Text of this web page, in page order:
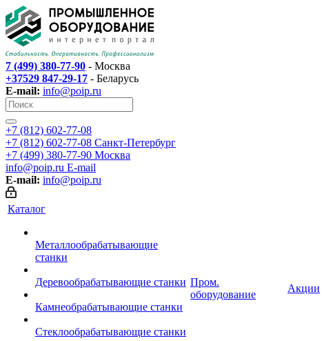
7 (499) 380-77-90 - Москва
+37529 847-29-17 - Беларусь
E-mail: info@poip.ru
+7 (812) 602-77-08
+7 (812) 602-77-08 Санкт-Петербург
+7 (499) 380-77-90 Москва
info@poip.ru E-mail
E-mail: info@poip.ru
Каталог
Металлообрабатывающие
станки
Деревообрабатывающие станки
Камнеобрабатывающие станки
Стеклообрабатывающие станки
Пром.
оборудование
Акции